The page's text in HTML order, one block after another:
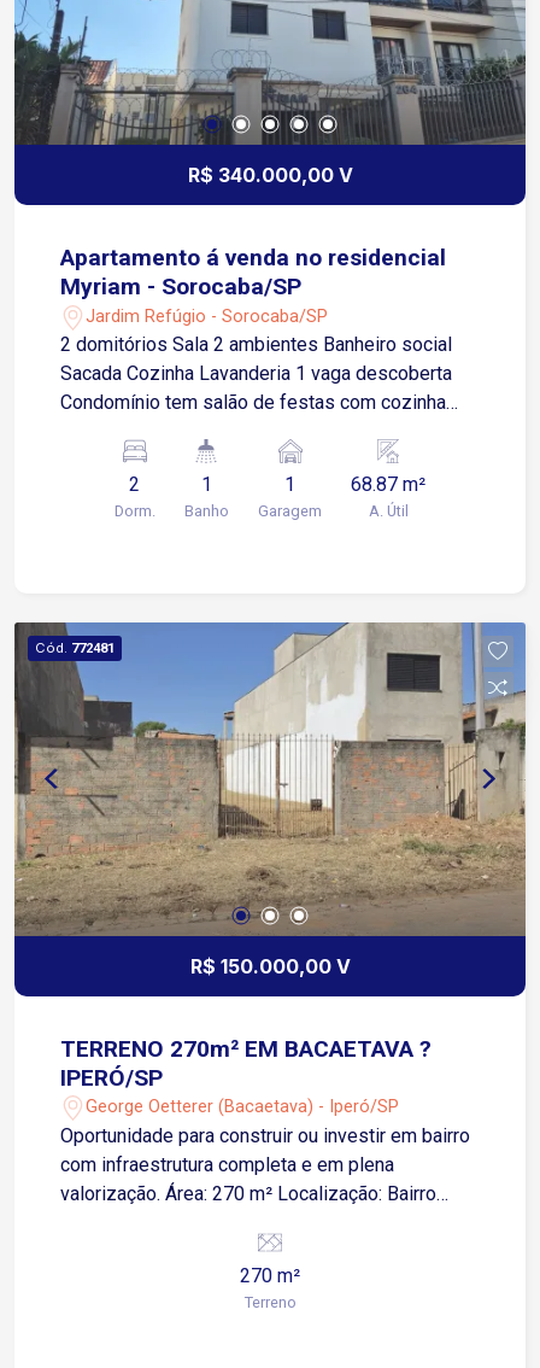
R$ 340.000,00 V
Apartamento á venda no residencial
Myriam - Sorocaba/SP
Jardim Refúgio - Sorocaba/SP
2 domitórios Sala 2 ambientes Banheiro social
Sacada Cozinha Lavanderia 1 vaga descoberta
Condomínio tem salão de festas com cozinha
2
Dorm.
1
Banho
1
Garagem
68.87 m²
A. Útil
Cód. 772481
R$ 150.000,00 V
TERRENO 270m² EM BACAETAVA ?
IPERÓ/SP
George Oetterer (Bacaetava) - Iperó/SP
Oportunidade para construir ou investir em bairro
com infraestrutura completa e em plena
valorização. Área: 270 m² Localização: Bairro
acesso. Diferenciais: Lote plano, asfalto, água,
luz e proximidade com comércios locais. Ideal
para: Casa própria ou investimento seguro.
270 m²
Terreno